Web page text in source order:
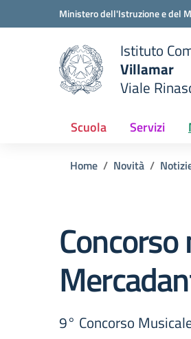
Vai ai contenuti
Vai al menu di navigazioneMinistero dell'Istruzione e del
scuola
Istituto
Villamar
Viale
Scuola Servizi
Home Novità
9° Concorso